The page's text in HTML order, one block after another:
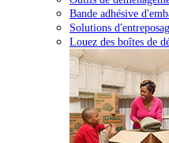
Bande adhésive
Solutions
Louez des boîtes de